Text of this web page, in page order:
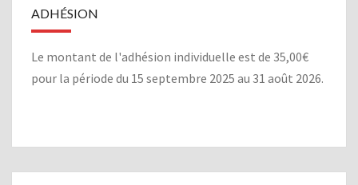
ADHÉSION
Le montant de l'adhésion individuelle est de 35,00€
pour la période du 15 septembre 2025 au 31 août 2026.